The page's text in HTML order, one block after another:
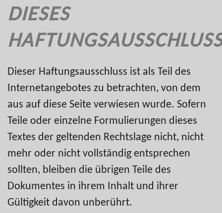
DIESES
Dieser Haftungsausschluss ist als Teil des
Internetangebotes zu betrachten, von dem
aus auf diese Seite verwiesen wurde. Sofern
Teile oder einzelne Formulierungen dieses
Textes der geltenden Rechtslage nicht, nicht
mehr oder nicht vollständig entsprechen
sollten, bleiben die übrigen Teile des
Dokumentes in ihrem Inhalt und ihrer
Gültigkeit davon unberührt.